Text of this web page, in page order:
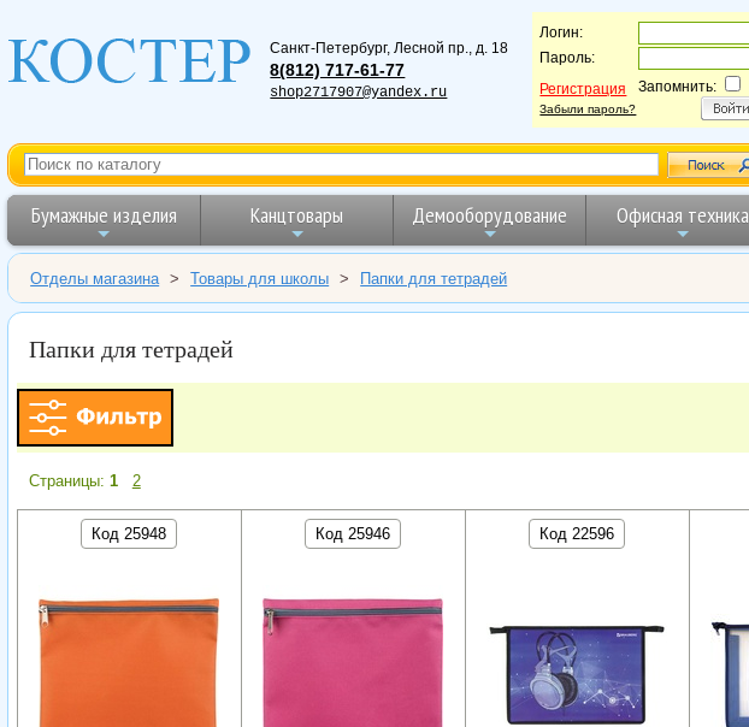
Санкт-Петербург, Лесной пр., д. 18
8(812) 717-61-77
shop2717907@yandex.ru
Логин:
Пароль:
Регистрация
Забыли пароль?
Запомнить:
Бумажные изделия Канцтовары Демооборудование Офисная техника
Отделы магазина > Товары для школы > Папки для тетрадей
Папки для тетрадей
Страницы: 1 2
Код 25948 Код 25946 Код 22596